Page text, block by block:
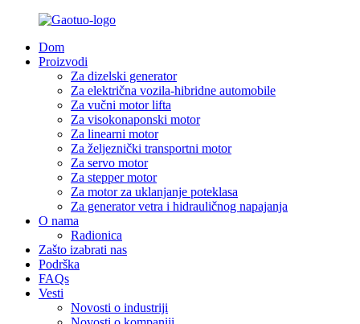
Dom
Proizvodi
Za dizelski generator
Za električna vozila-hibridne automobile
Za vučni motor lifta
Za visokonaponski motor
Za linearni motor
Za željeznički transportni motor
Za servo motor
Za stepper motor
Za motor za uklanjanje poteklasa
Za generator vetra i hidrauličnog napajanja
O nama
Radionica
Zašto izabrati nas
Podrška
FAQs
Vesti
Novosti o industriji